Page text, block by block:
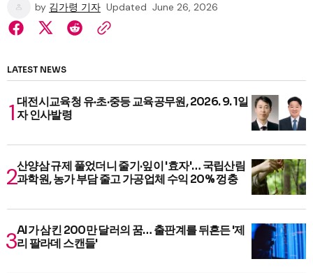
by 김가령 기자 Updated June 26, 2026
LATEST NEWS
대전시교육청 유·초·중등 교육공무원, 2026. 9. 1일
자 인사발령
산양삼 규제 풀었더니 줄기·잎이 '효자'… 국립산림
과학원, 농가 부담 줄고 가공업체 수익 20% 껑충
AI가 삼킨 200만 달러의 꿈… 출판계를 뒤흔든 '제
리 팔라데 스캔들'